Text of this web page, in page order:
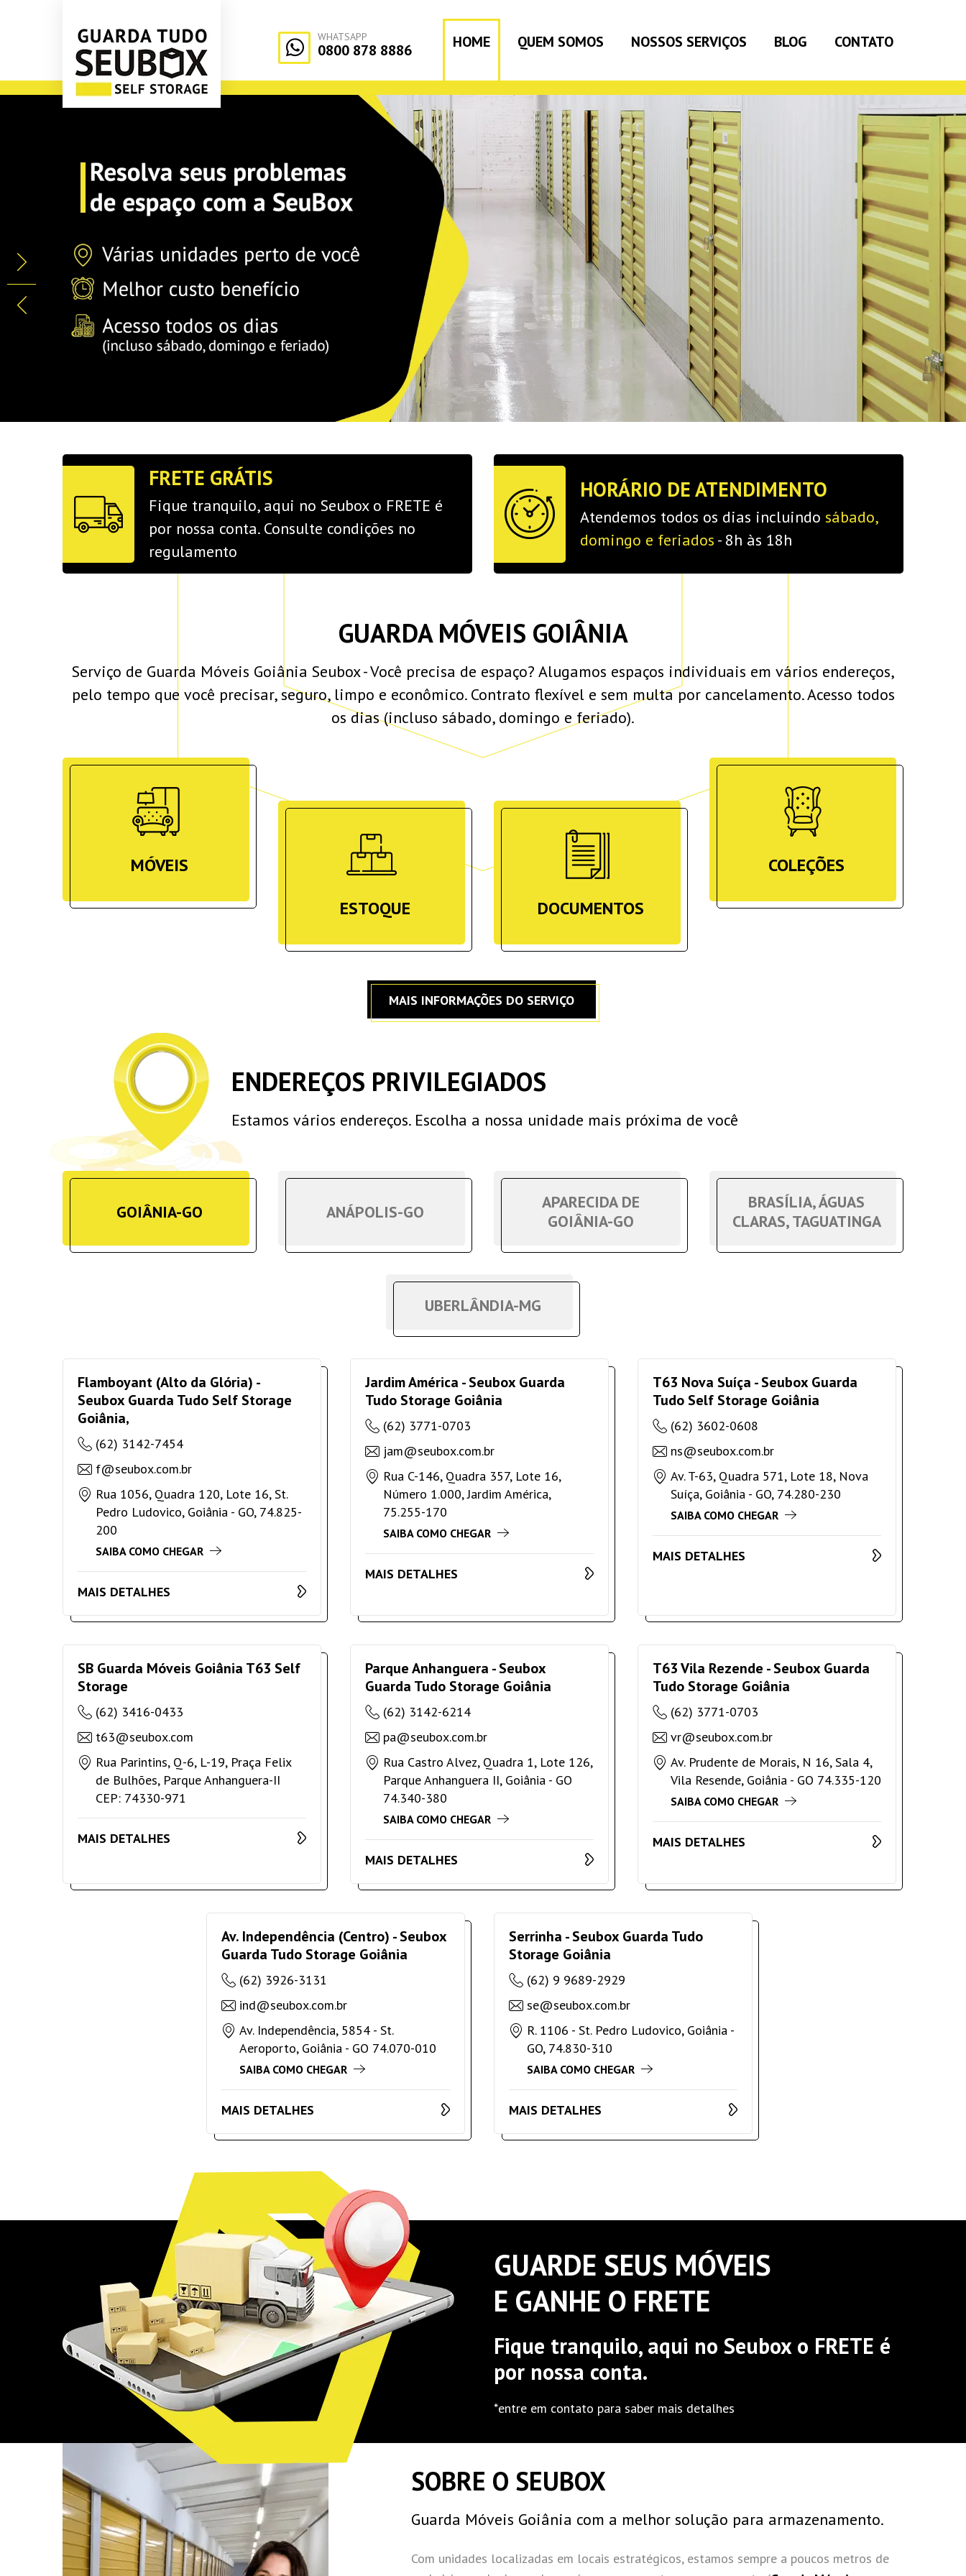
WHATSAPP
0800 878 8886 HOME QUEM SOMOS NOSSOS SERVIÇOS BLOG CONTATO
FRETE GRÁTIS
Fique tranquilo, aqui no Seubox o FRETE é
por nossa conta. Consulte condições no
regulamento
HORÁRIO DE ATENDIMENTO
Atendemos todos os dias incluindo sábado,
domingo e feriados - 8h às 18h
GUARDA MÓVEIS GOIÂNIA
Serviço de Guarda Móveis Goiânia Seubox - Você precisa de espaço? Alugamos espaços individuais em vários endereços,
pelo tempo que você precisar, seguro, limpo e econômico. Contrato flexível e sem multa por cancelamento. Acesso todos
os dias (incluso sábado, domingo e feriado).
MÓVEIS
ESTOQUE
DOCUMENTOS
COLEÇÕES
MAIS INFORMAÇÕES DO SERVIÇO
ENDEREÇOS PRIVILEGIADOS
Estamos vários endereços. Escolha a nossa unidade mais próxima de você
GOIÂNIA-GO ANÁPOLIS-GO
APARECIDA DE
GOIÂNIA-GO
BRASÍLIA, ÁGUAS
CLARAS, TAGUATINGA
UBERLÂNDIA-MG
Flamboyant (Alto da Glória) -
Seubox Guarda Tudo Self Storage
Goiânia,
(62) 3142-7454
f@seubox.com.br
Rua 1056, Quadra 120, Lote 16, St.
Pedro Ludovico, Goiânia - GO, 74.825-
200
SAIBA COMO CHEGAR
MAIS DETALHES
Jardim América - Seubox Guarda
Tudo Storage Goiânia
(62) 3771-0703
jam@seubox.com.br
Rua C-146, Quadra 357, Lote 16,
Número 1.000, Jardim América,
75.255-170
SAIBA COMO CHEGAR
MAIS DETALHES
T63 Nova Suíça - Seubox Guarda
Tudo Self Storage Goiânia
(62) 3602-0608
ns@seubox.com.br
Av. T-63, Quadra 571, Lote 18, Nova
Suíça, Goiânia - GO, 74.280-230
SAIBA COMO CHEGAR
MAIS DETALHES
SB Guarda Móveis Goiânia T63 Self
Storage
(62) 3416-0433
t63@seubox.com
Rua Parintins, Q-6, L-19, Praça Felix
de Bulhões, Parque Anhanguera-II
CEP: 74330-971
MAIS DETALHES
Parque Anhanguera - Seubox
Guarda Tudo Storage Goiânia
(62) 3142-6214
pa@seubox.com.br
Rua Castro Alvez, Quadra 1, Lote 126,
Parque Anhanguera II, Goiânia - GO
74.340-380
SAIBA COMO CHEGAR
MAIS DETALHES
T63 Vila Rezende - Seubox Guarda
Tudo Storage Goiânia
(62) 3771-0703
vr@seubox.com.br
Av. Prudente de Morais, N 16, Sala 4,
Vila Resende, Goiânia - GO 74.335-120
SAIBA COMO CHEGAR
MAIS DETALHES
Av. Independência (Centro) - Seubox
Guarda Tudo Storage Goiânia
(62) 3926-3131
ind@seubox.com.br
Av. Independência, 5854 - St.
Aeroporto, Goiânia - GO 74.070-010
SAIBA COMO CHEGAR
MAIS DETALHES
Serrinha - Seubox Guarda Tudo
Storage Goiânia
(62) 9 9689-2929
se@seubox.com.br
R. 1106 - St. Pedro Ludovico, Goiânia -
GO, 74.830-310
SAIBA COMO CHEGAR
MAIS DETALHES
GUARDE SEUS MÓVEIS
E GANHE O FRETE
Fique tranquilo, aqui no Seubox o FRETE é
por nossa conta.
*entre em contato para saber mais detalhes
SOBRE O SEUBOX
Guarda Móveis Goiânia com a melhor solução para armazenamento.
Com unidades localizadas em locais estratégicos, estamos sempre a poucos metros de